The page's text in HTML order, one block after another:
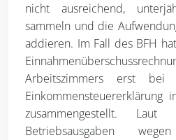
nicht ausreichend,
sammeln und die
addieren. Im Fall des BFH
Arbeitszimmers erst
Einkommensteuererklärung
zusammengestellt.
Betriebsausgaben